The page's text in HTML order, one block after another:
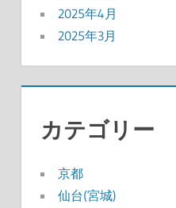
2025年4月
2025年3月
カテゴリー
京都
仙台(宮城)